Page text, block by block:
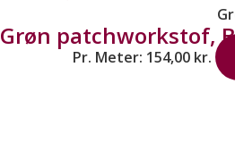
Grøn patchworkstof,
Pr. Meter: 154,00 kr.